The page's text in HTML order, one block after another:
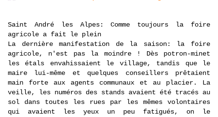
Saint André les Alpes: Comme toujours la foire
agricole a fait le plein
La dernière manifestation de la saison: la foire
agricole, n'est pas la moindre ! Dès potron-minet
les étals envahissaient le village, tandis que le
maire lui-même et quelques conseillers prêtaient
main forte aux agents communaux et au placier. La
veille, les numéros des stands avaient été tracés au
sol dans toutes les rues par les mêmes volontaires
qui avaient les yeux un peu fatigués, on le